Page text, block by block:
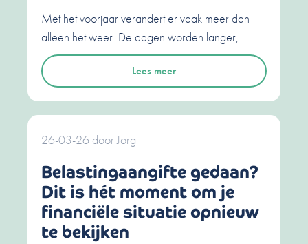
Met het voorjaar verandert er vaak meer dan
alleen het weer. De dagen worden langer, …
Lees meer
26-03-26 doorJorg
Belastingaangifte gedaan?
Dit is hét moment om je
financiële situatie opnieuw
te bekijken